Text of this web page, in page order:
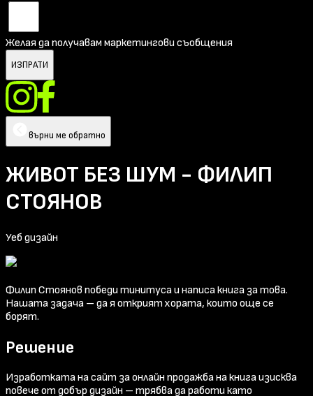
Желая да получавам маркетингови съобщения
ИЗПРАТИ
върни ме обратно
ЖИВОТ БЕЗ ШУМ - ФИЛИП
СТОЯНОВ
Уеб дизайн
Филип Стоянов победи тинитуса и написа книга за това.
Нашата задача – да я открият хората, които още се
борят.
Решение
Изработката на сайт за онлайн продажба на книга изисква
повече от добър дизайн – трябва да работи като